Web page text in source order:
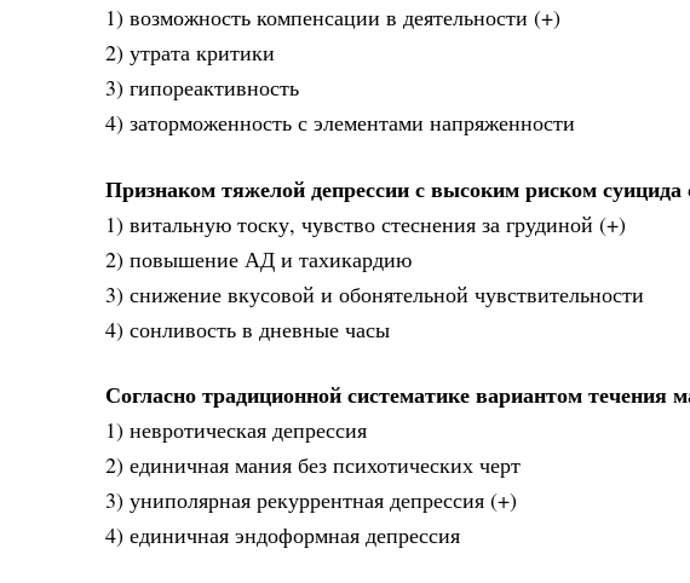
1) возможность компенсации в деятельности (+)
2) утрата критики
3) гипореактивность
4) заторможенность с элементами напряженности
Признаком тяжелой депрессии с высоким риском
1) витальную тоску, чувство стеснения за грудиной (+)
2) повышение АД и тахикардию
3) снижение вкусовой и обонятельной чувствительности
4) сонливость в дневные часы
Согласно традиционной систематике вариантом течения
1) невротическая депрессия
2) единичная мания без психотических черт
3) униполярная рекуррентная депрессия (+)
4) единичная эндоформная депрессия